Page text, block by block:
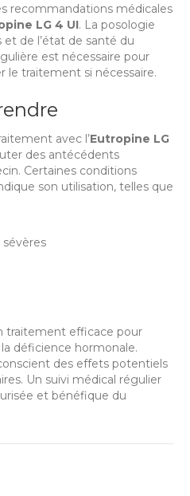
recommandations médicales
LG 4 UI. La posologie
et de l’état de santé du
est nécessaire pour
le traitement si nécessaire.
avec l’Eutropine LG
des antécédents
Certaines conditions
son utilisation, telles que
sévères
traitement efficace pour
déficience hormonale.
des effets potentiels
Un suivi médical régulier
et bénéfique du